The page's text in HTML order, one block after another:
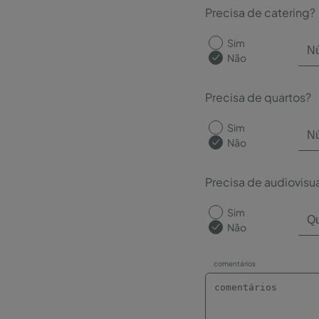
Precisa de catering?
Sim
Não
Precisa de quartos?
Sim
Não
Precisa de
Sim
Não
comentários